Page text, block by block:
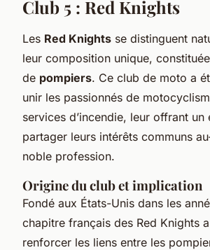
Club 5 : Red Knights
Les Red Knights se distinguent
leur composition unique,
de pompiers. Ce club de moto a
unir les passionnés de
services d’incendie, leur offrant un
partager leurs intérêts communs
noble profession.
Origine du club et implication
Fondé aux États-Unis dans les
chapitre français des Red Knights
renforcer les liens entre les